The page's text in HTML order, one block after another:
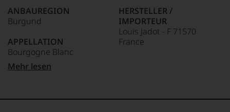
Das
dokumentieren
auch
und
gerade
mit
Medaillen
ANBAUREGION
Burgund
APPELLATION
Bourgogne Blanc
QUALITÄTSSTUFE
HERSTELLER /
IMPORTEUR
Louis Jadot - F 71570
France
0,75 L
Mehr lesen